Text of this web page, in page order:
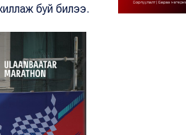
буй билээ.